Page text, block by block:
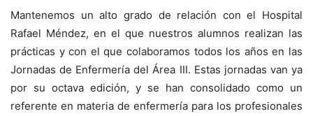
Mantenemos un alto grado de relación con el Hospital
Rafael Méndez, en el que nuestros alumnos realizan las
prácticas y con el que colaboramos todos los años en las
Jornadas de Enfermería del Área III. Estas jornadas van ya
por su octava edición, y se han consolidado como un
referente en materia de enfermería para los profesionales